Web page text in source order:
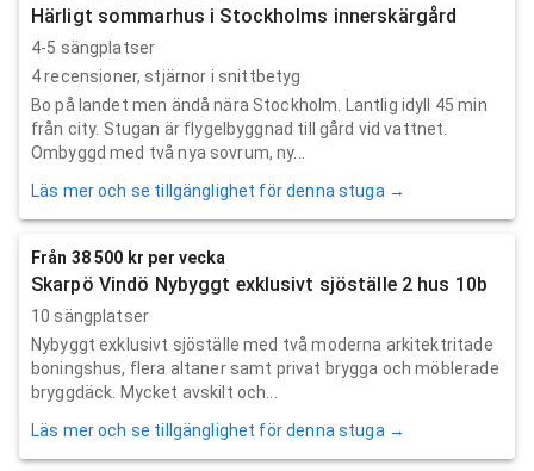
Härligt sommarhus i Stockholms innerskärgård
4-5 sängplatser
4recensioner, stjärnor i snittbetyg
Bo på landet men ändå nära Stockholm. Lantlig idyll 45 min
från city. Stugan är flygelbyggnad till gård vid vattnet.
Ombyggd med två nya sovrum, ny...
Läs mer och se tillgänglighet för denna stuga →
Från 38 500 kr per vecka
Skarpö Vindö Nybyggt exklusivt sjöställe 2 hus 10b
10 sängplatser
Nybyggt exklusivt sjöställe med två moderna arkitektritade
boningshus, flera altaner samt privat brygga och möblerade
bryggdäck. Mycket avskilt och...
Läs mer och se tillgänglighet för denna stuga →